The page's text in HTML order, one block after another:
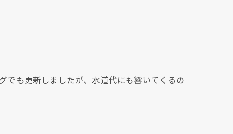
でも更新しましたが、水道代にも響いてくるの